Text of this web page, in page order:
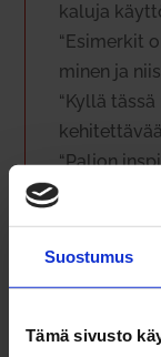
Suostumus
Tämä sivusto
kaluja
“Esi­merkit
minen ja
“Kyllä
“Paljon
viedä asiat